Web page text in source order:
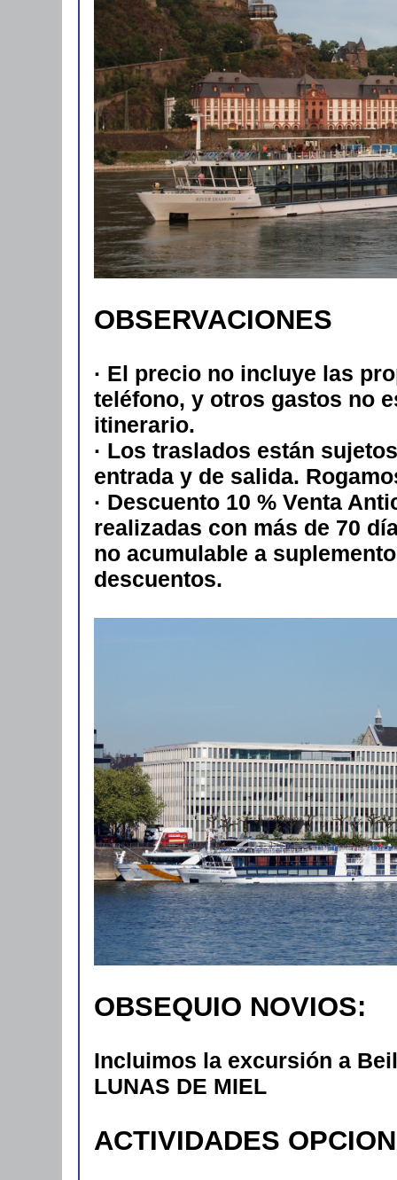
OBSERVACIONES
· El precio no incluye las
teléfono, y otros gastos no
itinerario.
· Los traslados están
entrada y de salida.
· Descuento 10 % Venta
realizadas con más de 70
no acumulable a
descuentos.
OBSEQUIO NOVIOS:
Incluimos la excursión a
LUNAS DE MIEL
ACTIVIDADES